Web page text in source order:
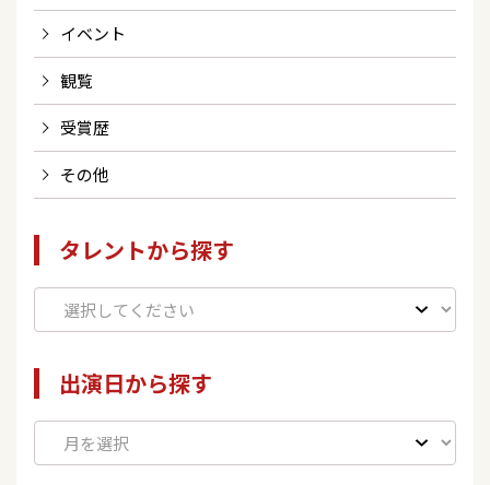
イベント
観覧
受賞歴
その他
タレントから探す
出演日から探す